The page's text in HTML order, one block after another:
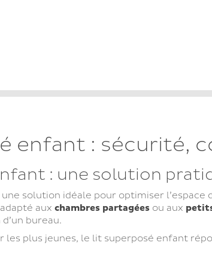
enfant : sécurité,
: une solution
une solution idéale pour optimiser
aux chambres partagées ou aux
bureau.
les plus jeunes, le lit superposé enfant